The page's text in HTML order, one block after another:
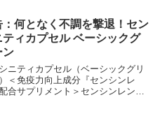
：何となく不調を撃退！セン
ティカプセル ベーシックグ
ン
ニティカプセル（ベーシックグリ
＜免疫力向上成分『センシンレ
合サプリメント＞センシンレンと